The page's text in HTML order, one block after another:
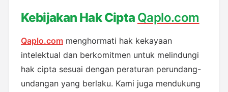
Kebijakan Hak Cipta Qaplo.com
Qaplo.com menghormati hak kekayaan
intelektual dan berkomitmen untuk melindungi
hak cipta sesuai dengan peraturan perundang-
undangan yang berlaku. Kami juga mendukung